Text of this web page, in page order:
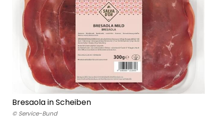
Bresaola in Scheiben
© Service-Bund